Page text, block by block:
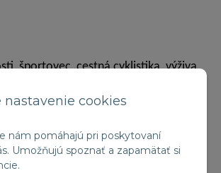
nastavenie cookies
nám pomáhajú pri poskytovaní
Umožňujú spoznať a zapamätať si
športovec, cestná cyklistika, výživa,